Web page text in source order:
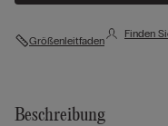
Größenleitfaden
Finden
Beschreibung